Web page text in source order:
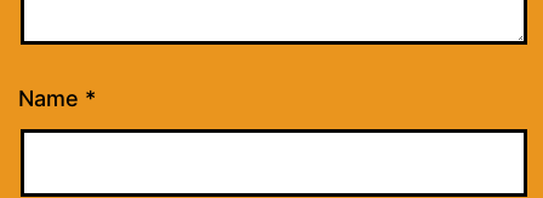
Name *